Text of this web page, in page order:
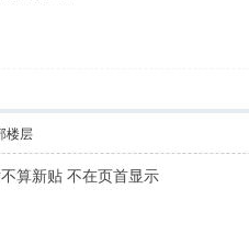
楼层
算新贴 不在页首显示